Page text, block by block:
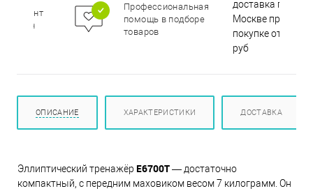
Профессиональная
помощь в подборе
товаров
ОПИСАНИЕ ХАРАКТЕРИСТИКИ ДОСТАВКА
Эллиптический тренажёр E6700T— достаточно
компактный, с передним маховиком весом 7 килограмм. Он